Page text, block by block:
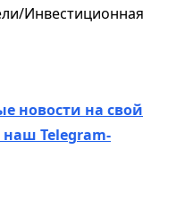
Инвестиционная
новости на свой
Telegram-